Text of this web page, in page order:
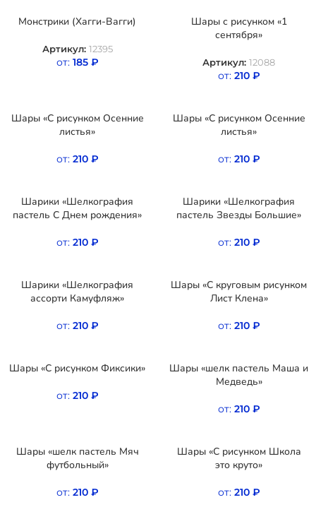
Монстрики (Хагги-Вагги)
Артикул: 12395
от: 185 ₽
Шары с рисунком «1
сентября»
Артикул: 12088
от: 210 ₽
Шары «С рисунком Осенние
листья»
от: 210 ₽
Шары «С рисунком Осенние
листья»
от: 210 ₽
Шарики «Шелкография
пастель С Днем рождения»
от: 210 ₽
Шарики «Шелкография
пастель Звезды Большие»
от: 210 ₽
Шарики «Шелкография
ассорти Камуфляж»
от: 210 ₽
Шары «С круговым рисунком
Лист Клена»
от: 210 ₽
Шары «С рисунком Фиксики»
от: 210 ₽
Шары «шелк пастель Маша и
Медведь»
от: 210 ₽
Шары «шелк пастель Мяч
футбольный»
от: 210 ₽
Шары «С рисунком Школа
это круто»
от: 210 ₽